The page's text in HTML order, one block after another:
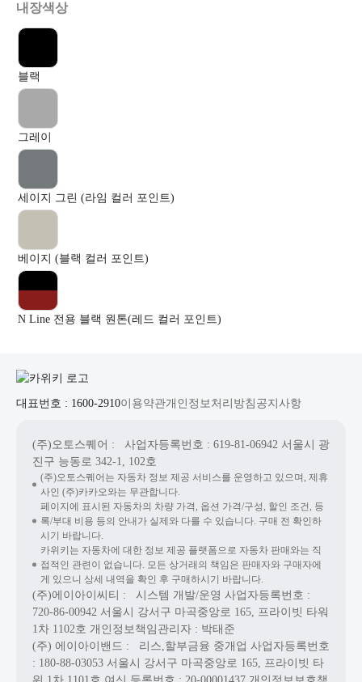
내장색상
블랙
그레이
세이지 그린 (라임 컬러 포인트)
베이지 (블랙 컬러 포인트)
N Line 전용 블랙 원톤(레드 컬러 포인트)
대표번호 : 1600-2910이용약관개인정보처리방침 공지사항
(주)오토스퀘어 : 사업자등록번호 : 619-81-06942 서울시 광
진구 능동로 342-1, 102호
(주)오토스퀘어는 자동차 정보 제공 서비스를 운영하고 있으며, 제휴
사인 (주)카카오와는 무관합니다.
페이지에 표시된 자동차의 차량 가격, 옵션 가격/구성, 할인 조건, 등
록/부대 비용 등의 안내가 실제와 다를 수 있습니다. 구매 전 확인하
시기 바랍니다.
카위키는 자동차에 대한 정보 제공 플랫폼으로 자동차 판매와는 직
접적인 관련이 없습니다. 모든 상거래의 책임은 판매자와 구매자에
게 있으니 상세 내역을 확인 후 구매하시기 바랍니다.
(주)에이아이씨티 : 시스템 개발/운영 사업자등록번호 :
720-86-00942 서울시 강서구 마곡중앙로 165, 프라이빗 타워
1차 1102호 개인정보책임관리자 : 박태준
(주) 에이아이밴드 : 리스,할부금융 중개업 사업자등록번호
: 180-88-03053 서울시 강서구 마곡중앙로 165, 프라이빗 타